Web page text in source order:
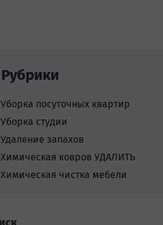
Рубрики
Уборка посуточных квартир
Уборка студии
Удаление запахов
Химическая ковров УДАЛИТЬ
Химическая чистка мебели